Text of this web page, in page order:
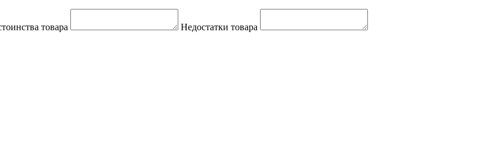
товара
Недостатки товара